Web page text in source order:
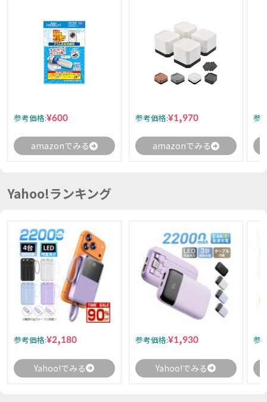
参考価格:¥600
amazonでみる
参考価格:¥1,970
amazonでみる
参
Yahoo!ランキング
参考価格:¥2,180
Yahoo!でみる
参考価格:¥1,930
Yahoo!でみる
参